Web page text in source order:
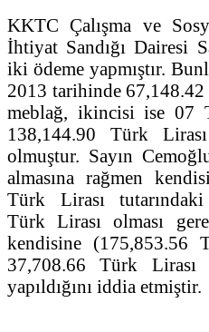
KKTC Çalışma ve
İhtiyat Sandığı Dairesi
iki ödeme yapmıştır.
2013 tarihinde
meblağ, ikincisi ise 07
138,144.90 Türk
olmuştur. Sayın
almasına rağmen
Türk Lirası
Türk Lirası olması
kendisine
37,708.66 Türk Lirası
yapıldığını